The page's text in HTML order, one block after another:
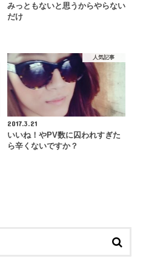
みっともないと思うからやらない
だけ
人気記事
2017.3.21
いいね！やPV数に囚われすぎた
ら辛くないですか？